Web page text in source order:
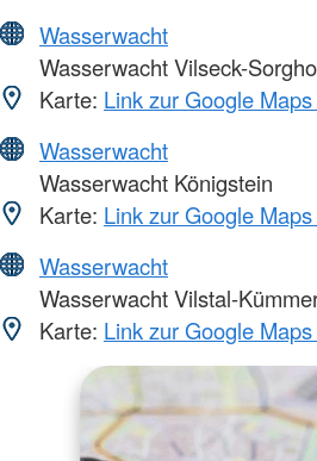
Wasserwacht
Wasserwacht Vilseck-
Karte: Link zur Google
Wasserwacht
Wasserwacht Königstein
Karte: Link zur Google
Wasserwacht
Wasserwacht Vilstal-
Karte: Link zur Google